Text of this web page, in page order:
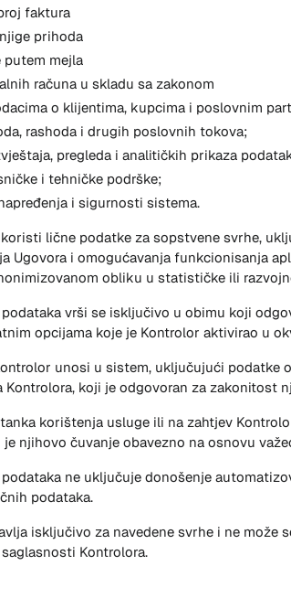
faktura
prihoda
putem mejla
računa u skladu sa zakonom
o klijentima, kupcima i poslovnim
rashoda i drugih poslovnih tokova;
pregleda i analitičkih prikaza
i tehničke podrške;
i sigurnosti sistema.
lične podatke za sopstvene svrhe,
Ugovora i omogućavanja funkcionisanja
obliku u statističke ili
vrši se isključivo u obimu koji
opcijama koje je Kontrolor aktivirao u
unosi u sistem, uključujući podatke
koji je odgovoran za zakonitost
korištenja usluge ili na zahtjev
njihovo čuvanje obavezno na osnovu
ne uključuje donošenje
podataka.
isključivo za navedene svrhe i ne
Kontrolora.